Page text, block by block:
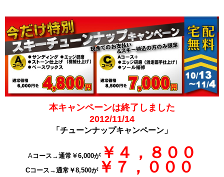
本キャンペーンは終了しました
2012/11/14
「チューンナップキャンペーン」
Aコース→通常￥6,000が￥４，８ ００
Cコース→通常￥8,500が￥７，０００